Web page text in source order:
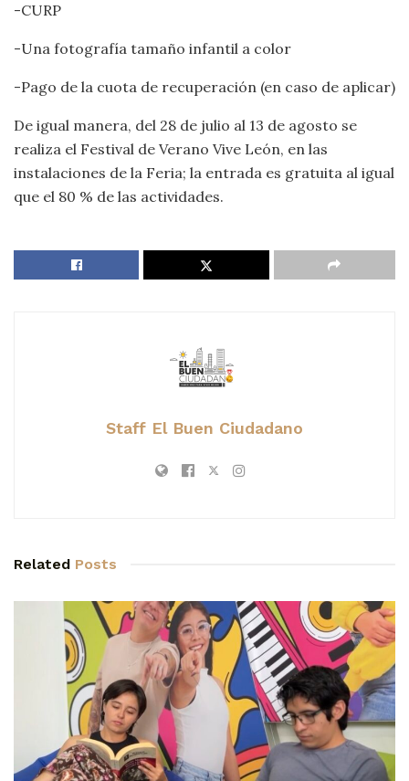
-CURP
-Una fotografía tamaño infantil a color
-Pago de la cuota de recuperación (en caso de aplicar)
De igual manera, del 28 de julio al 13 de agosto se
realiza el Festival de Verano Vive León, en las
instalaciones de la Feria; la entrada es gratuita al igual
que el 80 % de las actividades.
Staff El Buen Ciudadano
Related Posts